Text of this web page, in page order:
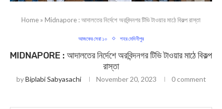
Home » Midnapore : আদালতের নির্দেশে অরবিন্দনগর টিভি টাওয়ার মাঠে বিকল্প রাস্তা
আজকের সেরা ১০ শহর মেদিনীপুর
MIDNAPORE : আদালতের নির্দেশে অরবিন্দনগর টিভি টাওয়ার মাঠে বিকল্প
রাস্তা
byBiplabi Sabyasachi November 20, 2023 0 comment